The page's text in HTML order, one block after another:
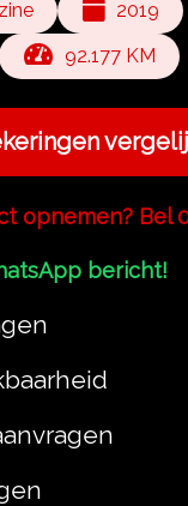
2019
92.177 KM
opnemen? Bel
bericht!